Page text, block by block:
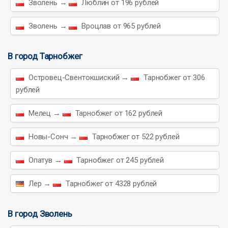
Зволень → Люблин от 196 рублей
Зволень → Вроцлав от 965 рублей
В город Тарнобжег
Островец-Свентокшиский →
Тарнобжег от 306
рублей
Мелец → Тарнобжег от 162 рублей
Новы-Сонч → Тарнобжег от 522 рублей
Опатув → Тарнобжег от 245 рублей
Лер → Тарнобжег от 4328 рублей
В город Зволень